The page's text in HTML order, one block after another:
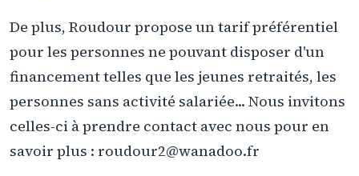
De plus, Roudour propose un tarif préférentiel
pour les personnes ne pouvant disposer d'un
financement telles que les jeunes retraités, les
personnes sans activité salariée... Nous invitons
celles-ci à prendre contact avec nous pour en
savoir plus : roudour2@wanadoo.fr